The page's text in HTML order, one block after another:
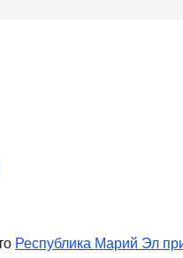
Республика Марий Эл